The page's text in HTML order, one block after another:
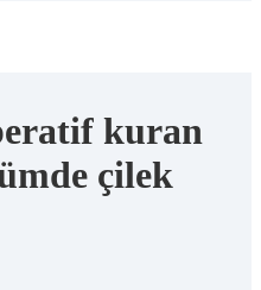
kuran
çilek